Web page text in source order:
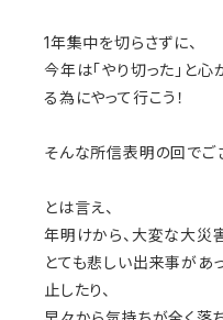
1年集中を切らさずに、
今年は「やり切った」と
る為にやって行こう！
そんな所信表明の回でご
とは言え、
年明けから、大変な大災
とても悲しい出来事があ
止したり、